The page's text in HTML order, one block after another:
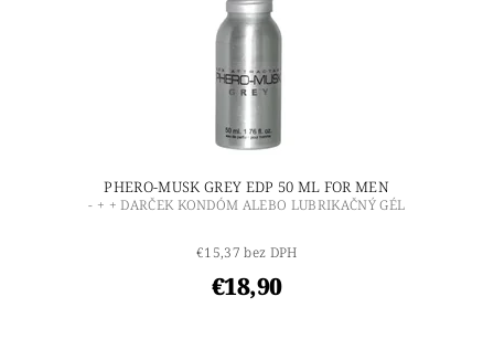
PHERO-MUSK GREY EDP 50 ML FOR MEN
- + + DARČEK KONDÓM ALEBO LUBRIKAČNÝ GÉL
€15,37 bez DPH
€18,90